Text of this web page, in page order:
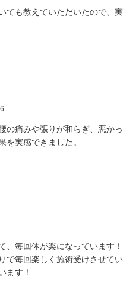
ても教えていただいたので、実
の痛みや張りが和らぎ、悪かっ
を実感できました。
、毎回体が楽になっています！
で毎回楽しく施術受けさせてい
ます！